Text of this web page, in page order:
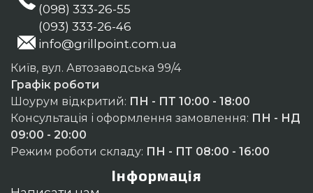
(098) 333-26-55
(093) 333-26-46
info@grillpoint.com.ua
Київ, вул. Автозаводська 99/4
Графік роботи
Шоурум відкритий: ПН - ПТ 10:00 - 18:00
Консультація і оформлення замовлення: ПН - НД
09:00 - 20:00
Режим роботи складу: ПН - ПТ 08:00 - 16:00
Інформація